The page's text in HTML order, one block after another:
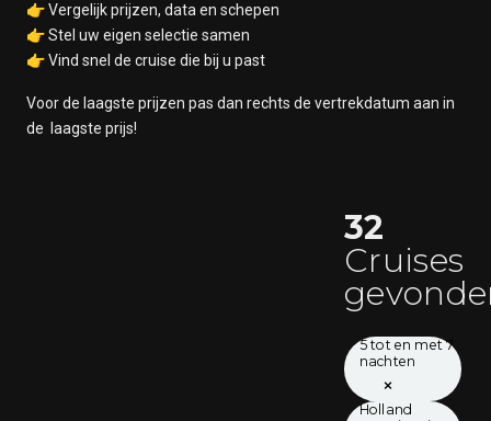
👉 Vergelijk prijzen, data en schepen
👉 Stel uw eigen selectie samen
👉 Vind snel de cruise die bij u past
Voor de laagste prijzen pas dan rechts de vertrekdatum aan in
de laagste prijs!